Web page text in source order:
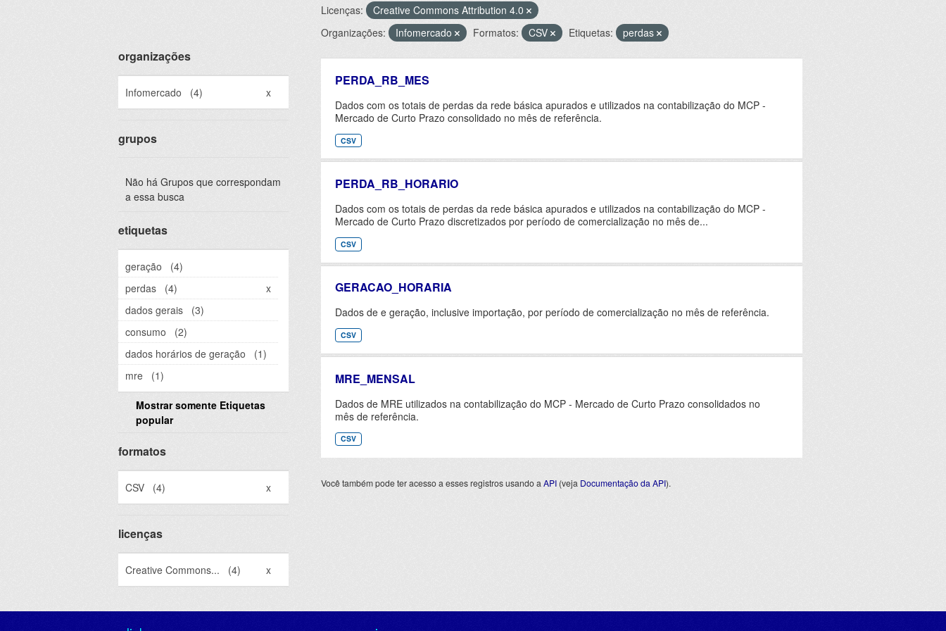
organizações
Infomercado (4) x
grupos
Não há Grupos que correspondam
a essa busca
etiquetas
geração
(4)
perdas
(4)
x
dados gerais
(3)
consumo
(2)
dados horários de geração
(1)
mre
(1)
Mostrar somente Etiquetas
popular
formatos
CSV (4) x
licenças
Creative Commons... (4) x
Licenças:
Creative Commons Attribution 4.0
Organizações:
Infomercado Formatos: CSV Etiquetas: perdas
PERDA_RB_MES
Dados com os totais de perdas da rede básica apurados e utilizados na contabilização do MCP -
Mercado de Curto Prazo consolidado no mês de referência.
CSV
PERDA_RB_HORARIO
Dados com os totais de perdas da rede básica apurados e utilizados na contabilização do MCP -
Mercado de Curto Prazo discretizados por período de comercialização no mês de...
CSV
GERACAO_HORARIA
Dados de e geração, inclusive importação, por período de comercialização no mês de referência.
CSV
MRE_MENSAL
Dados de MRE utilizados na contabilização do MCP - Mercado de Curto Prazo consolidados no
mês de referência.
CSV
Você também pode ter acesso a esses registros usando a API (veja Documentação da API).